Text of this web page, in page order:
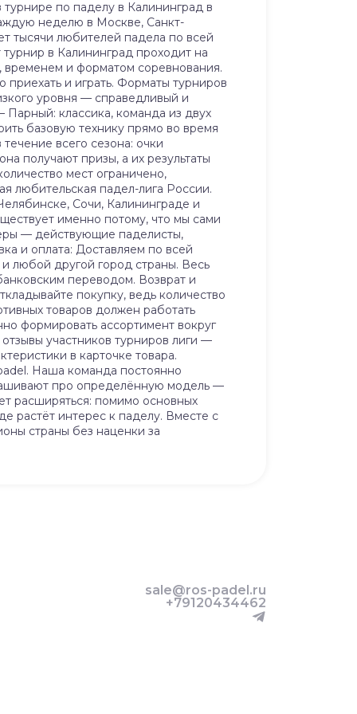
по паделу в Калининград в
неделю в Москве, Санкт-
тысячи любителей падела по всей
в Калининград проходит на
временем и форматом соревнования.
и играть. Форматы турниров
уровня — справедливый и
классика, команда из двух
базовую технику прямо во время
всего сезона: очки
получают призы, а их результаты
мест ограничено,
любительская падел-лига России.
Сочи, Калининграде и
именно потому, что мы сами
— действующие паделисты,
и оплата: Доставляем по всей
любой другой город страны. Весь
переводом. Возврат и
покупку, ведь количество
товаров должен работать
формировать ассортимент вокруг
участников турниров лиги —
в карточке товара.
Наша команда постоянно
про определённую модель —
расширяться: помимо основных
растёт интерес к паделу. Вместе с
страны без наценки за
sale@ros-padel.ru
+79120434462